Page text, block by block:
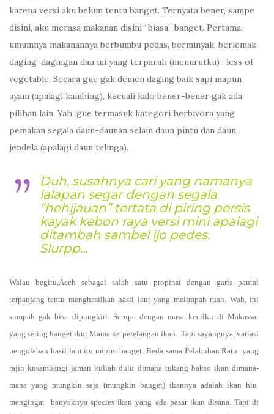
karena versi aku belum tentu banget. Ternyata bener, sampe
disini, aku merasa makanan disini “biasa” banget. Pertama,
umumnya makanannya berbumbu pedas, berminyak, berlemak
daging-dagingan dan ini yang terparah (menurutku) : less of
vegetable. Secara gue gak demen daging baik sapi mapun
ayam (apalagi kambing), kecuali kalo bener-bener gak ada
pilihan lain. Yah, gue termasuk kategori herbivora yang
pemakan segala daun-daunan selain daun pintu dan daun
jendela (apalagi daun telinga).
Duh, susahnya cari yang namanya
lalapan segar dengan segala
“hehijauan” tertata di piring persis
kayak kebon raya versi mini apalagi
ditambah sambel ijo pedes.
Slurpp…
Walau begitu,Aceh sebagai salah satu propinsi dengan garis pantai
terpanjang tentu menghasilkan hasil laut yang melimpah ruah. Wah, ini
sumpah gak bisa dipungkiri. Serupa dengan masa kecilku di Makassar
yang sering banget ikut Mama ke pelelangan ikan. Tapi sayangnya, variasi
pengolahan hasil laut itu minim banget. Beda sama Pelabuhan Ratu
yang
rajin kusambangi jaman kuliah dulu dimana tukang bakso ikan dimana-
mana yang mungkin saja (mungkin banget) ikannya adalah ikan hiu
mengingat
banyaknya species ikan yang ada pasar ikan disana. Tapi di